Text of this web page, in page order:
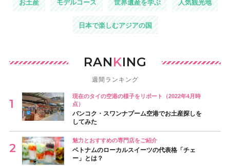
お土産 モデルコース 世界遺産を学ぶ 人気観光地
日本で楽しむアジアの国
RANKING
週間ランキング
現在のタイの空港の様子をリポート（2022年4月時
点）
バンコク・スワンナプーム空港でお土産探しを
してみた
魅力とおすすめの専門店をご紹介
ベトナムのローカルスイーツの代表格「チェ
ー」とは？